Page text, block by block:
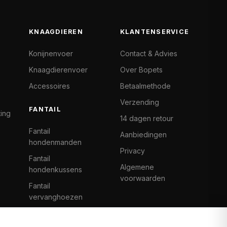
KNAAGDIEREN
Konijnenvoer
Knaagdierenvoer
Accessoires
FANTAIL
Fantail
hondenmanden
Fantail
hondenkussens
Fantail
vervanghoezen
KLANTENSERVICE
Contact & Advies
Over Bopets
Betaalmethode
Verzending
14 dagen retour
Aanbiedingen
Privacy
Algemene
voorwaarden